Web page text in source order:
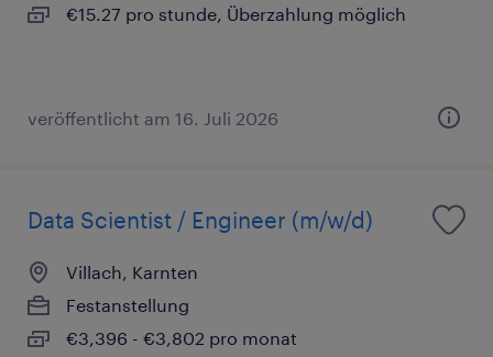
€15.27 pro stunde, Überzahlung möglich
veröffentlicht am 16. Juli 2026
Data Scientist / Engineer (m/w/d)
Villach, Karnten
Festanstellung
€3,396 - €3,802 pro monat